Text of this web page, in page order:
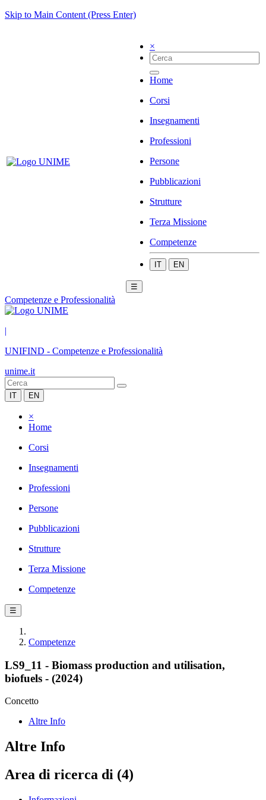
Skip to Main Content (Press Enter)
×
Home
Corsi
Insegnamenti
Professioni
Persone
Pubblicazioni
Strutture
Terza Missione
Competenze
IT EN
☰
Competenze e Professionalità
|
UNIFIND - Competenze e Professionalità
unime.it
IT EN
×
Home
Corsi
Insegnamenti
Professioni
Persone
Pubblicazioni
Strutture
Terza Missione
Competenze
☰
Competenze
LS9_11 - Biomass production and utilisation,
biofuels - (2024)
Concetto
Altre Info
Altre Info
Area di ricerca di (4)